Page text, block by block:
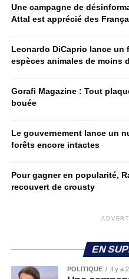
Une campagne de
Attal est apprécié des
Leonardo DiCaprio lance un
espèces animales de moins
Gorafi Magazine : Tout
bouée
Le gouvernement lance un
forêts encore intactes
Pour gagner en popularité,
recouvert de crousty
EN
POLITIQUE Il y a